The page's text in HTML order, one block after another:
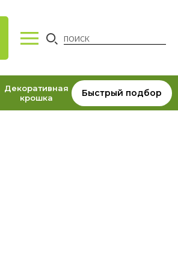
Декоративная
крошка
Быстрый подбор